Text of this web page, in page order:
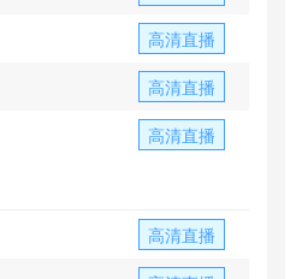
高清直播
高清直播
高清直播
高清直播